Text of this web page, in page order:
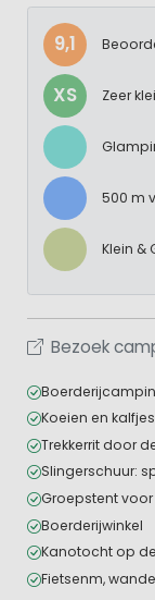
9,1
XS Zeer
500 m
Klein &
Bezoek
Koeien en
Trekkerrit door
Slingerschuur:
Groepstent
Boerderijwinkel
Kanotocht op
Fietsenm,